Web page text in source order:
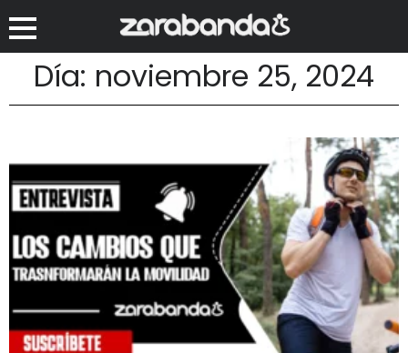
Día: noviembre 25, 2024